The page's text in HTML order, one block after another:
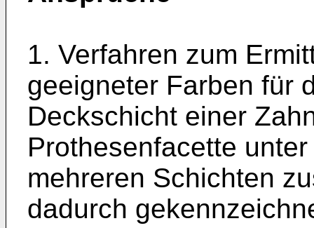
1. Verfahren zum
geeigneter Farben für
Deckschicht einer
Prothesenfacette
mehreren Schichten
dadurch